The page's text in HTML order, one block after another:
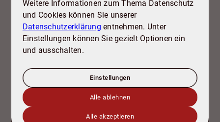
Bektas Afsar
+49 5341 17 92 82
Weitere Informationen zum Thema Datenschutz
und Cookies können Sie unserer
Datenschutzerklärung entnehmen. Unter
Einstellungen können Sie gezielt Optionen ein
und ausschalten.
Einstellungen
Alle ablehnen
Alle akzeptieren